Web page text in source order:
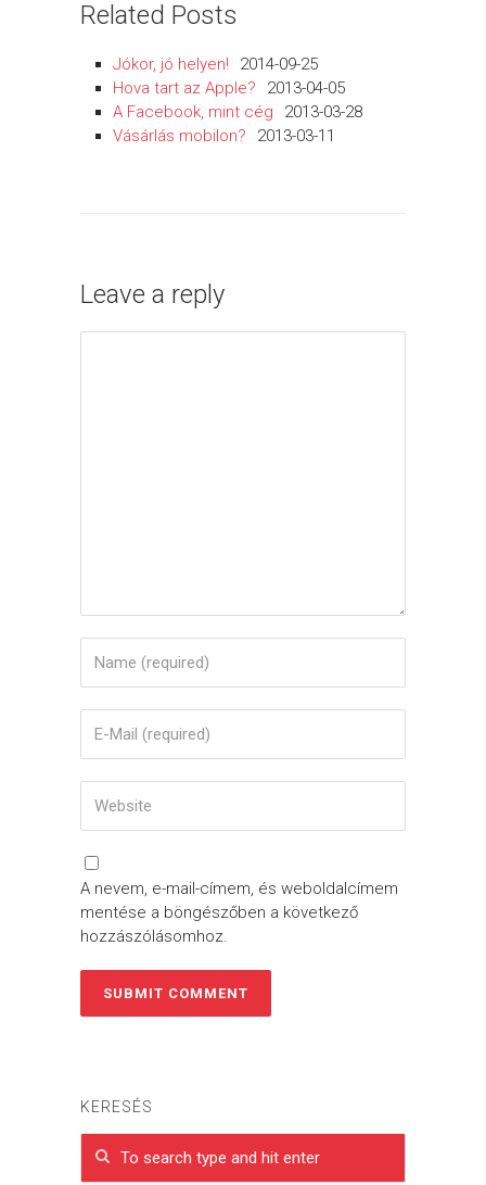
Related Posts
Jókor, jó helyen!
2014-09-25
Hova tart az Apple?
2013-04-05
A Facebook, mint cég
2013-03-28
Vásárlás mobilon?
2013-03-11
Leave a reply
A nevem, e-mail-címem, és weboldalcímem
mentése a böngészőben a következő
hozzászólásomhoz.
KERESÉS